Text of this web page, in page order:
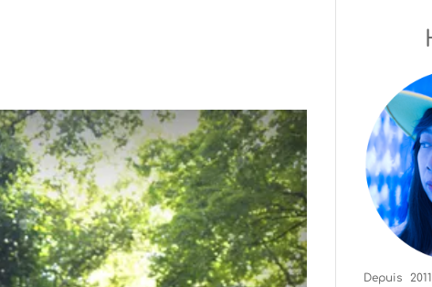
Depuis